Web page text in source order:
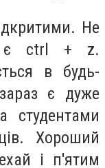
Не
є ctrl + z.
в будь-
є дуже
студентами
Хороший
і п'ятим